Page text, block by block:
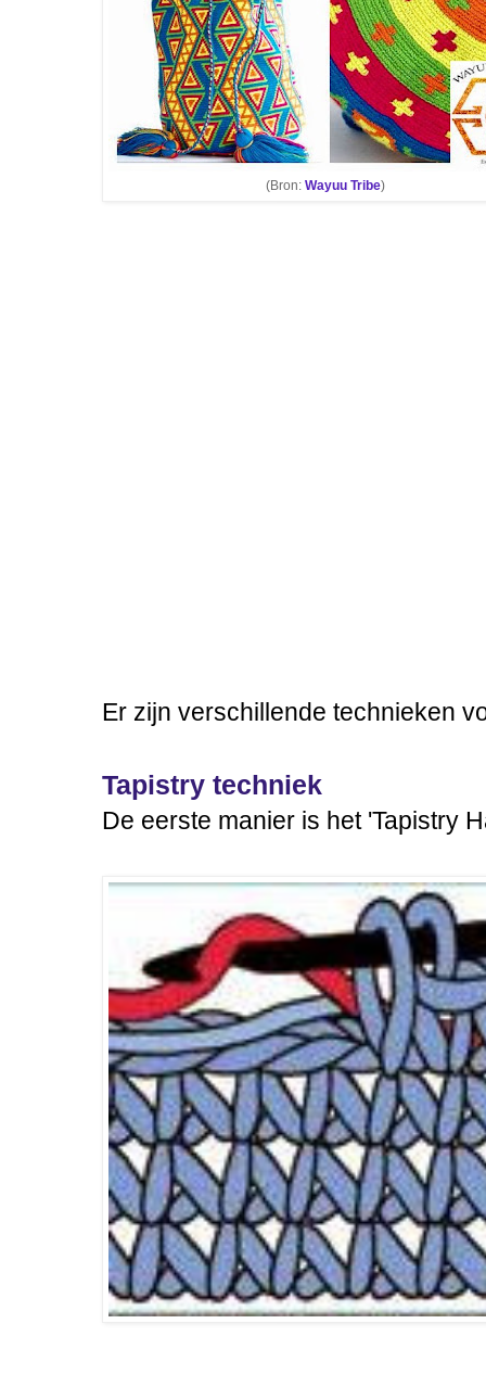
(Bron: Wayuu Tribe)
Er zijn verschillende technieken
Tapistry techniek
De eerste manier is het 'Tapistry